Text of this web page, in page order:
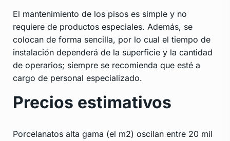
El mantenimiento de los pisos es simple y no
requiere de productos especiales. Además, se
colocan de forma sencilla, por lo cual el tiempo de
instalación dependerá de la superficie y la cantidad
de operarios; siempre se recomienda que esté a
cargo de personal especializado.
Precios estimativos
Porcelanatos alta gama (el m2) oscilan entre 20 mil